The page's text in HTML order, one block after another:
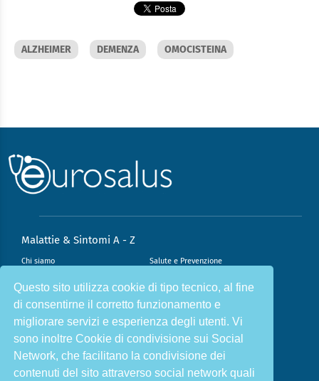
Questo sito utilizza cookie di tipo tecnico, al fine
di consentirne il corretto funzionamento e
migliorare servizi e esperienza degli utenti. Vi
sono inoltre Cookie di condivisione sui Social
Network, che facilitano la condivisione dei
contenuti del sito attraverso social network quali
ALZHEIMER DEMENZA OMOCISTEINA
Malattie & Sintomi A - Z
Chi siamo Salute e Prevenzione
Infiammazione e Allergia Direzione scientifica
Nutrizione e Stili di vita Sport e Benessere
Cookie Policy L’angolo del dottore
ISCRIVITI ALLA NOSTRA NEWSLETTER PER